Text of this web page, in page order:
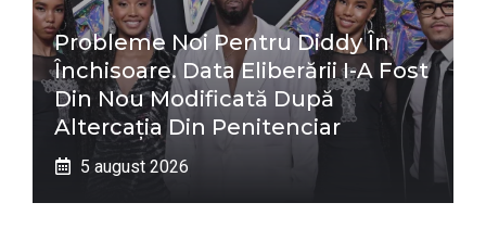
Probleme Noi Pentru Diddy În
Închisoare. Data Eliberării I-A Fost
Din Nou Modificată După
Altercația Din Penitenciar
5 august 2026